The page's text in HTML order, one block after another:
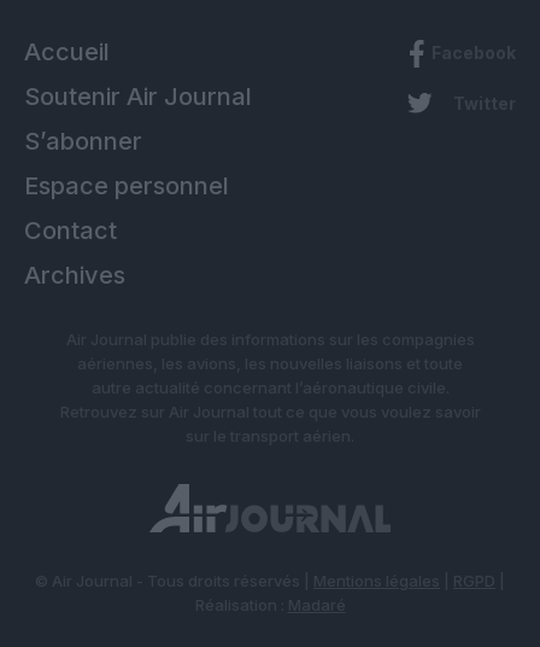
Accueil
Soutenir Air Journal
S’abonner
Espace personnel
Contact
Archives